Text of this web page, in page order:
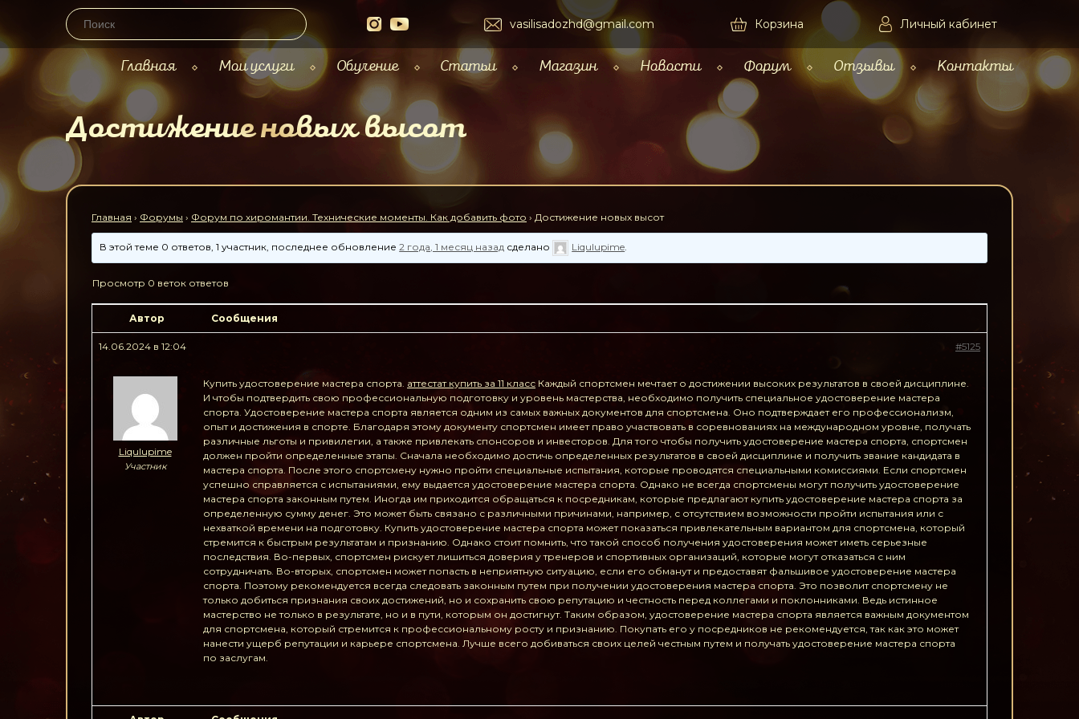
vasilisadozhd@gmail.com Корзина Личный кабинет
Главная Мои услуги Обучение Статьи Магазин Новости Форум Отзывы Контакты
Достижение новых высот
Главная › Форумы › Форум по хиромантии. Технические моменты. Как добавить фото › Достижение новых высот
В этой теме 0 ответов, 1 участник, последнее обновление2 года, 1 месяц назад сделано Liqulupime.
Просмотр 0 веток ответов
Автор Сообщения
14.06.2024 в 12:04 #5125
Liqulupime
Участник
Купить удостоверение мастера спорта. аттестат купить за 11 класс Каждый спортсмен мечтает о достижении высоких результатов в своей дисциплине.
И чтобы подтвердить свою профессиональную подготовку и уровень мастерства, необходимо получить специальное удостоверение мастера
спорта. Удостоверение мастера спорта является одним из самых важных документов для спортсмена. Оно подтверждает его профессионализм,
опыт и достижения в спорте. Благодаря этому документу спортсмен имеет право участвовать в соревнованиях на международном уровне, получать
различные льготы и привилегии, а также привлекать спонсоров и инвесторов. Для того чтобы получить удостоверение мастера спорта, спортсмен
должен пройти определенные этапы. Сначала необходимо достичь определенных результатов в своей дисциплине и получить звание кандидата в
мастера спорта. После этого спортсмену нужно пройти специальные испытания, которые проводятся специальными комиссиями. Если спортсмен
успешно справляется с испытаниями, ему выдается удостоверение мастера спорта. Однако не всегда спортсмены могут получить удостоверение
мастера спорта законным путем. Иногда им приходится обращаться к посредникам, которые предлагают купить удостоверение мастера спорта за
определенную сумму денег. Это может быть связано с различными причинами, например, с отсутствием возможности пройти испытания или с
нехваткой времени на подготовку. Купить удостоверение мастера спорта может показаться привлекательным вариантом для спортсмена, который
стремится к быстрым результатам и признанию. Однако стоит помнить, что такой способ получения удостоверения может иметь серьезные
последствия. Во-первых, спортсмен рискует лишиться доверия у тренеров и спортивных организаций, которые могут отказаться с ним
сотрудничать. Во-вторых, спортсмен может попасть в неприятную ситуацию, если его обманут и предоставят фальшивое удостоверение мастера
спорта. Поэтому рекомендуется всегда следовать законным путем при получении удостоверения мастера спорта. Это позволит спортсмену не
только добиться признания своих достижений, но и сохранить свою репутацию и честность перед коллегами и поклонниками. Ведь истинное
мастерство не только в результате, но и в пути, которым он достигнут. Таким образом, удостоверение мастера спорта является важным документом
для спортсмена, который стремится к профессиональному росту и признанию. Покупать его у посредников не рекомендуется, так как это может
нанести ущерб репутации и карьере спортсмена. Лучше всего добиваться своих целей честным путем и получать удостоверение мастера спорта
по заслугам.